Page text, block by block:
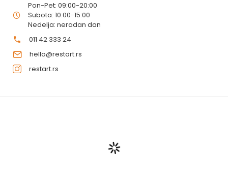
Pon-Pet: 09:00-20:00
Subota: 10:00-15:00
Nedelja: neradan dan
011 42 333 24
hello@restart.rs
restart.rs